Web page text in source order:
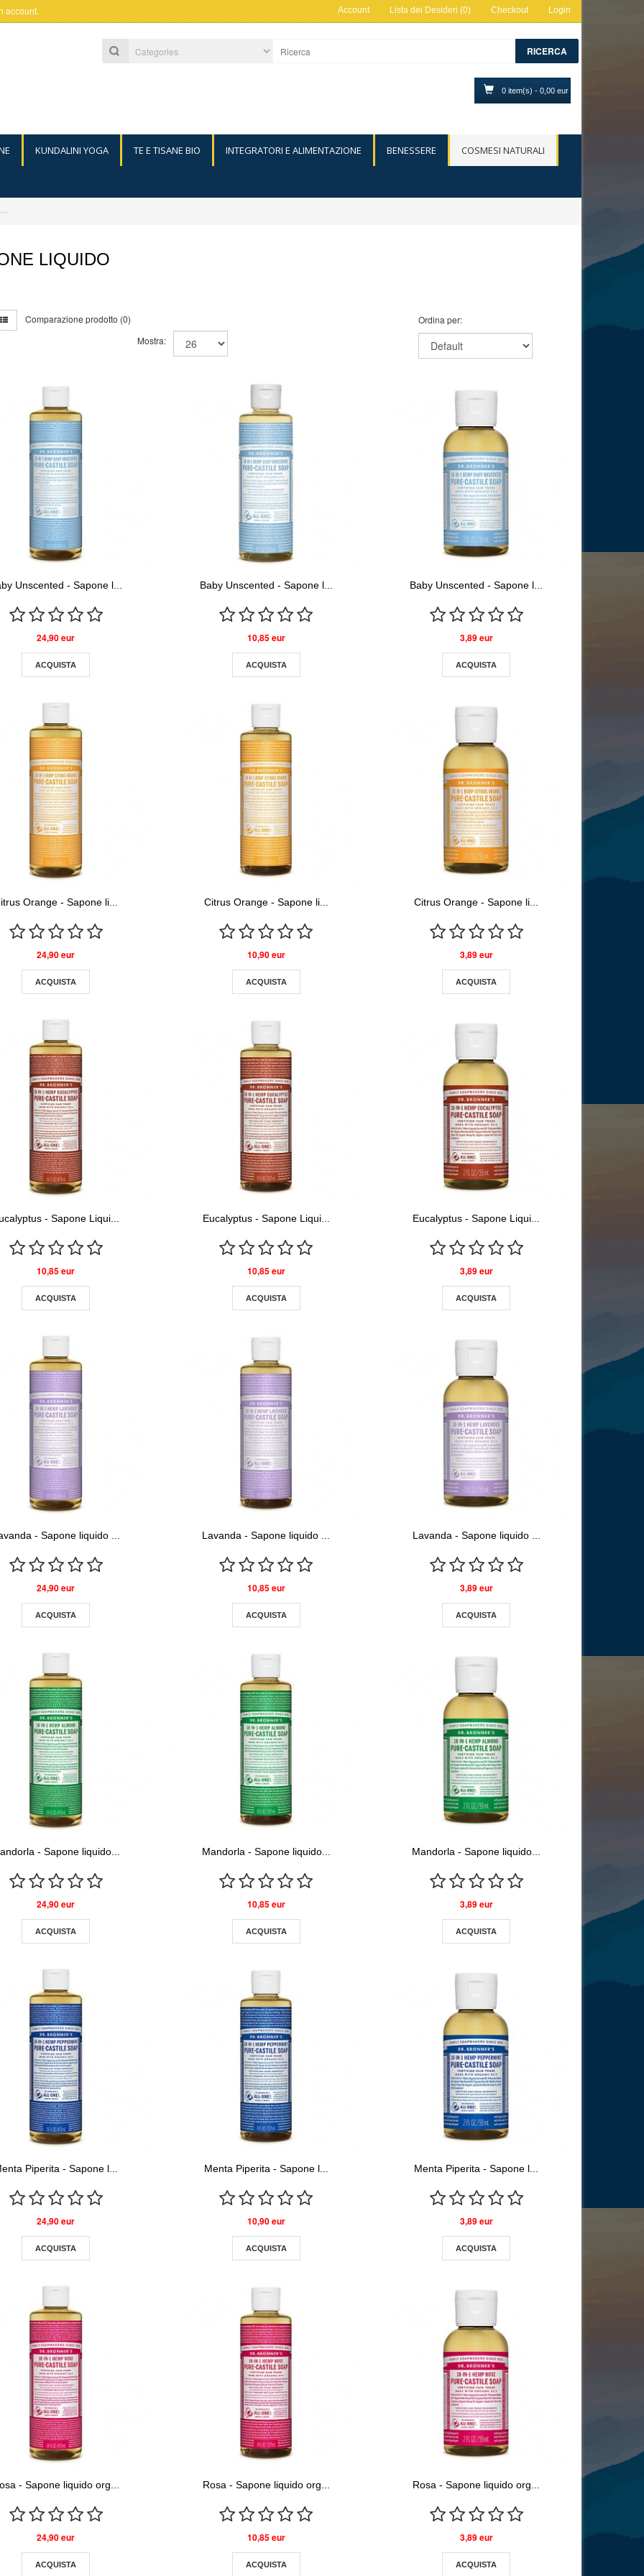
account. Account Lista dei Desideri (0) Checkout Login
RICERCA
0 item(s) - 0,00 eur
KUNDALINI YOGA TE E TISANE BIO INTEGRATORI E ALIMENTAZIONE BENESSERE COSMESI NATURALI
LIQUIDO
Comparazione prodotto (0)
Ordina per:
Mostra:
Unscented - Sapone l...
24,90 eur
ACQUISTA
Baby Unscented - Sapone l...
10,85 eur
ACQUISTA
Baby Unscented - Sapone l...
3,89 eur
ACQUISTA
Orange - Sapone li...
24,90 eur
ACQUISTA
Citrus Orange - Sapone li...
10,90 eur
ACQUISTA
Citrus Orange - Sapone li...
3,89 eur
ACQUISTA
- Sapone Liqui...
10,85 eur
ACQUISTA
Eucalyptus - Sapone Liqui...
10,85 eur
ACQUISTA
Eucalyptus - Sapone Liqui...
3,89 eur
ACQUISTA
- Sapone liquido ...
24,90 eur
ACQUISTA
Lavanda - Sapone liquido ...
10,85 eur
ACQUISTA
Lavanda - Sapone liquido ...
3,89 eur
ACQUISTA
- Sapone liquido...
24,90 eur
ACQUISTA
Mandorla - Sapone liquido...
10,85 eur
ACQUISTA
Mandorla - Sapone liquido...
3,89 eur
ACQUISTA
Piperita - Sapone l...
24,90 eur
ACQUISTA
Menta Piperita - Sapone l...
10,90 eur
ACQUISTA
Menta Piperita - Sapone l...
3,89 eur
ACQUISTA
- Sapone liquido org...
24,90 eur
ACQUISTA
Rosa - Sapone liquido org...
10,85 eur
ACQUISTA
Rosa - Sapone liquido org...
3,89 eur
ACQUISTA